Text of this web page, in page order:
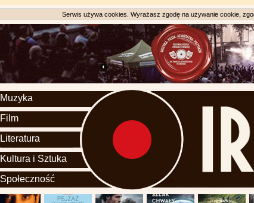
Serwis używa cookies. Wyrażasz zgodę na używanie cookie,
Muzyka
Film
Literatura
Kultura i Sztuka
Społeczność